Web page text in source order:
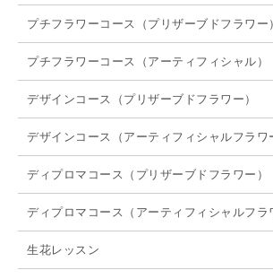
プチフラワーコース（プリザーブドフラワー）
プチフラワーコース（アーティフィシャル）
デザインコース（プリザーブドフラワー）
デザインコース（アーティフィシャルフラワ
ディプロマコース（プリザーブドフラワー）
ディプロマコース（アーティフィシャルフラ
生花レッスン